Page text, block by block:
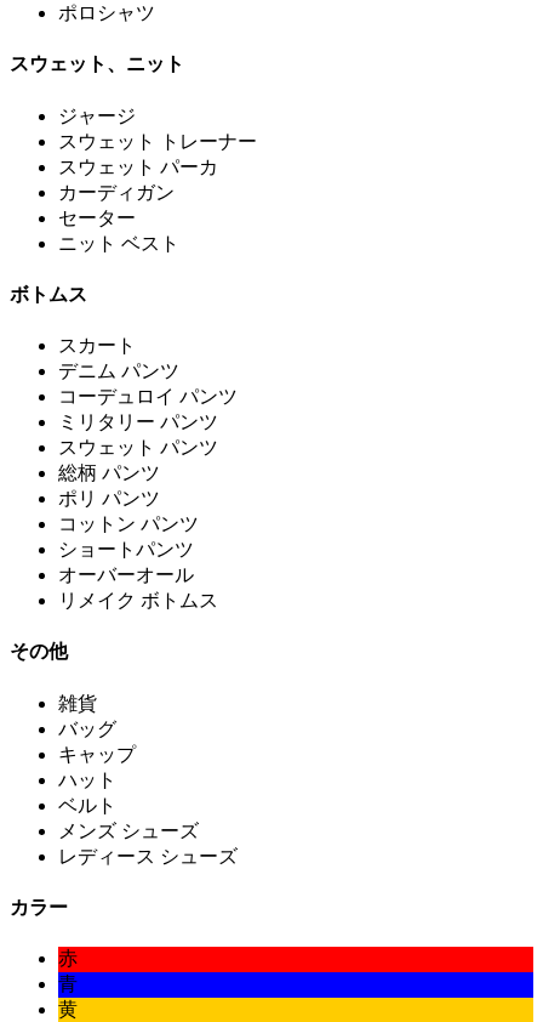
ポロシャツ
スウェット、ニット
ジャージ
スウェット トレーナー
スウェット パーカ
カーディガン
セーター
ニット ベスト
ボトムス
スカート
デニム パンツ
コーデュロイ パンツ
ミリタリー パンツ
スウェット パンツ
総柄 パンツ
ポリ パンツ
コットン パンツ
ショートパンツ
オーバーオール
リメイク ボトムス
その他
雑貨
バッグ
キャップ
ハット
ベルト
メンズ シューズ
レディース シューズ
カラー
赤
青
黄